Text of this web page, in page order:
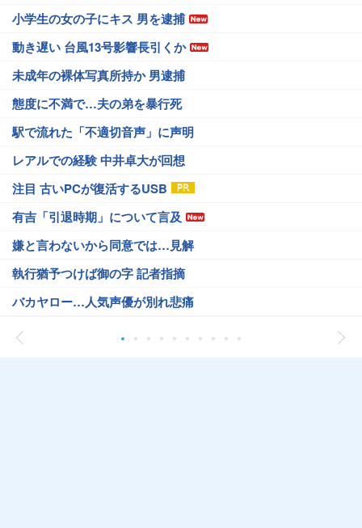
小学生の女の子にキス 男を逮捕
動き遅い 台風13号影響長引くか
未成年の裸体写真所持か 男逮捕
態度に不満で…夫の弟を暴行死
駅で流れた「不適切音声」に声明
レアルでの経験 中井卓大が回想
注目 古いPCが復活するUSB
有吉「引退時期」について言及
嫌と言わないから同意では…見解
執行猶予つけば御の字 記者指摘
バカヤロー…人気声優が別れ悲痛